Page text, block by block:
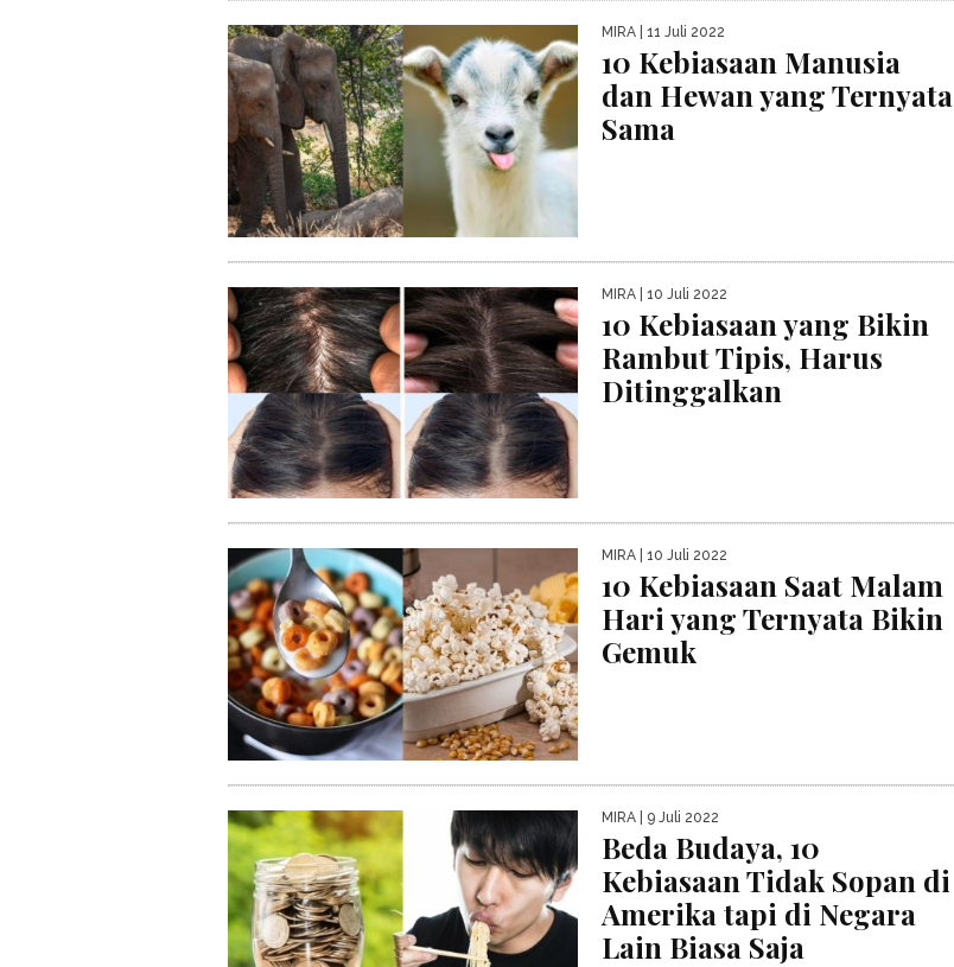
MIRA | 11 Juli 2022
10 Kebiasaan Manusia
dan Hewan yang Ternyata
Sama
MIRA | 10 Juli 2022
10 Kebiasaan yang Bikin
Rambut Tipis, Harus
Ditinggalkan
MIRA | 10 Juli 2022
10 Kebiasaan Saat Malam
Hari yang Ternyata Bikin
Gemuk
MIRA | 9 Juli 2022
Beda Budaya, 10
Kebiasaan Tidak Sopan di
Amerika tapi di Negara
Lain Biasa Saja